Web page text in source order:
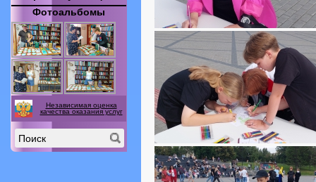
Фотоальбомы
Независимая оценка
качества оказания услуг